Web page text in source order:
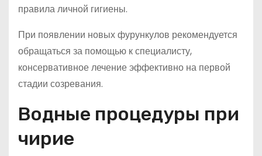
правила личной гигиены.
При появлении новых фурункулов рекомендуется
обращаться за помощью к специалисту,
консервативное лечение эффективно на первой
стадии созревания.
Водные процедуры при
чирие